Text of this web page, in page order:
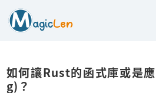
如何讓Rust的函式庫或是
g)？